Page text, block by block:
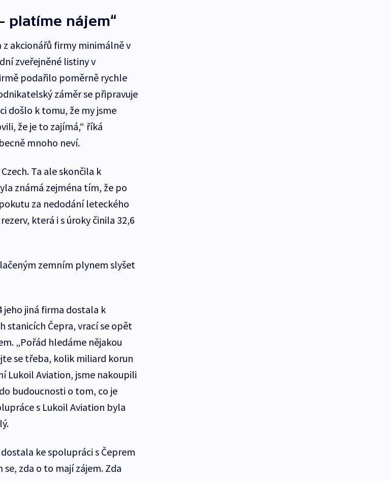
platíme nájem“
akcionářů firmy minimálně v
zveřejněné listiny v
podařilo poměrně rychle
záměr se připravuje
došlo k tomu, že my jsme
že je to zajímá,“ říká
mnoho neví.
Ta ale skončila k
známá zejména tím, že po
za nedodání leteckého
která i s úroky činila 32,6
zemním plynem slyšet
jeho jiná firma dostala k
stanicích Čepra, vrací se opět
„Pořád hledáme nějakou
se třeba, kolik miliard korun
Lukoil Aviation, jsme nakoupili
budoucnosti o tom, co je
s Lukoil Aviation byla
ke spolupráci s Čeprem
zda o to mají zájem. Zda